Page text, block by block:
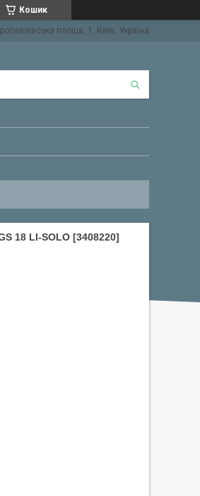
Кошик
площа, 1, Київ, Україна
18 LI-SOLO [3408220]